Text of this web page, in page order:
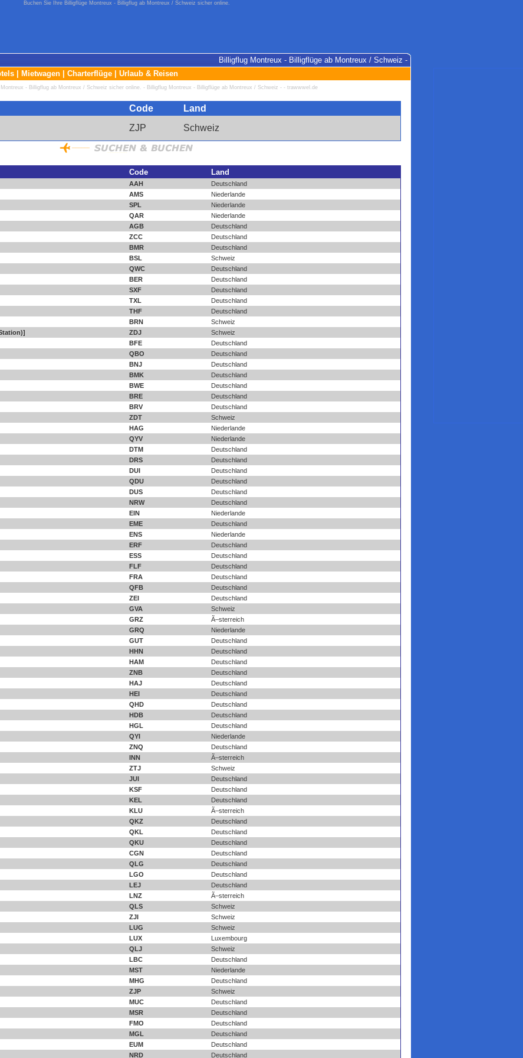
Buchen Sie Ihre Billigflüge Montreux - Billigflug ab Montreux / Schweiz sicher online.
Billigflug Montreux - Billigflüge ab Montreux / Schweiz -
Mietwagen Charterflüge Urlaub & Reisen
Montreux - Billigflug ab Montreux / Schweiz sicher online. - Billigflug Montreux - Billigflüge ab Montreux / Schweiz - - trawwwel.de
Code
Land
ZJP Schweiz
Code Land
AAH
Deutschland
AMS
Niederlande
SPL
Niederlande
QAR
Niederlande
AGB
Deutschland
ZCC
Deutschland
BMR
Deutschland
BSL
Schweiz
QWC
Deutschland
BER
Deutschland
SXF
Deutschland
TXL
Deutschland
THF
Deutschland
BRN
Schweiz
ZDJ
Schweiz
BFE
Deutschland
QBO
Deutschland
BNJ
Deutschland
BMK
Deutschland
BWE
Deutschland
BRE
Deutschland
BRV
Deutschland
ZDT
Schweiz
HAG
Niederlande
QYV
Niederlande
DTM
Deutschland
DRS
Deutschland
DUI
Deutschland
QDU
Deutschland
DUS
Deutschland
NRW
Deutschland
EIN
Niederlande
EME
Deutschland
ENS
Niederlande
ERF
Deutschland
ESS
Deutschland
FLF
Deutschland
FRA
Deutschland
QFB
Deutschland
ZEI
Deutschland
GVA
Schweiz
GRZ
Ã–sterreich
GRQ
Niederlande
GUT
Deutschland
HHN
Deutschland
HAM
Deutschland
ZNB
Deutschland
HAJ
Deutschland
HEI
Deutschland
QHD
Deutschland
HDB
Deutschland
HGL
Deutschland
QYI
Niederlande
ZNQ
Deutschland
INN
Ã–sterreich
ZTJ
Schweiz
JUI
Deutschland
KSF
Deutschland
KEL
Deutschland
KLU
Ã–sterreich
QKZ
Deutschland
QKL
Deutschland
QKU
Deutschland
CGN
Deutschland
QLG
Deutschland
LGO
Deutschland
LEJ
Deutschland
LNZ
Ã–sterreich
QLS
Schweiz
ZJI
Schweiz
LUG
Schweiz
LUX
Luxembourg
QLJ
Schweiz
LBC
Deutschland
MST
Niederlande
MHG
Deutschland
ZJP
Schweiz
MUC
Deutschland
MSR
Deutschland
FMO
Deutschland
MGL
Deutschland
EUM
Deutschland
NRD Deutschland